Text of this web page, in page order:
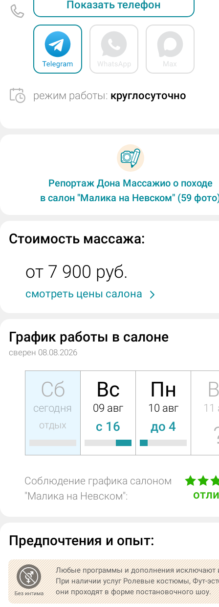
Показать телефон
режим работы: круглосуточно
Репортаж Дона Массажио о походе
в салон "Малика на Невском" (59
Стоимость массажа:
от 7 900 руб.
смотреть цены салона
График работы в салоне
сверен 08.08.2026
Сб
сегодня
отдых
Вс
09 авг
c 16
Пн
10 авг
до 4
11
Соблюдение графика салоном
"Малика на Невском":
Предпочтения и опыт:
Любые программы и дополнения исключают
При наличии услуг Ролевые костюмы, Фут-
они проходят в форме постановочного шоу.